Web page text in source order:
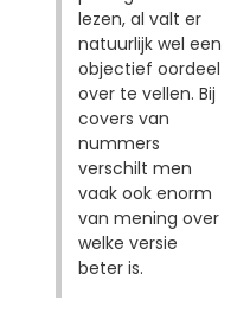
lezen, al valt er
natuurlijk wel een
objectief oordeel
over te vellen. Bij
covers van
nummers
verschilt men
vaak ook enorm
van mening over
welke versie
beter is.